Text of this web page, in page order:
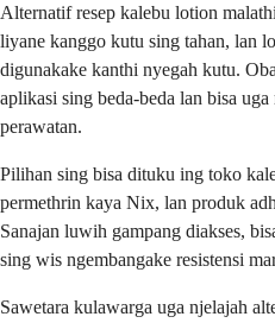
Alternatif resep kalebu lotion
liyane kanggo kutu sing tahan, lan
digunakake kanthi nyegah kutu.
aplikasi sing beda-beda lan bisa
perawatan.
Pilihan sing bisa dituku ing toko
permethrin kaya Nix, lan produk
Sanajan luwih gampang diakses,
sing wis ngembangake resistensi
Sawetara kulawarga uga njelajah